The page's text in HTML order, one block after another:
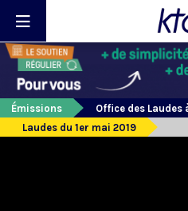
Émissions
Office des Laudes
Laudes du 1er mai 2019